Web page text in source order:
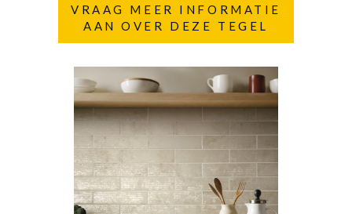
VRAAG MEER INFORMATIE
AAN OVER DEZE TEGEL